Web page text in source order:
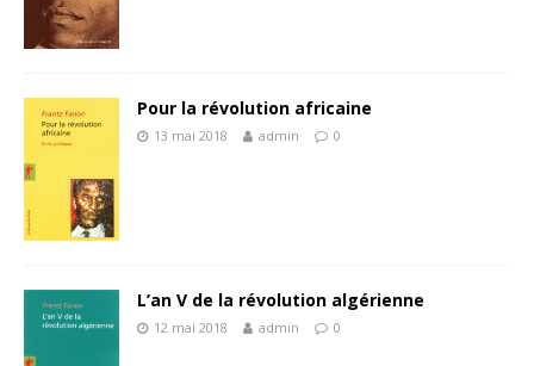
Pour la révolution africaine
13 mai 2018 admin 0
L’an V de la révolution algérienne
12 mai 2018 admin 0